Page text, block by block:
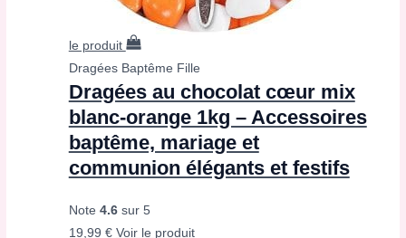
le produit
Dragées Baptême Fille
Dragées au chocolat cœur mix
blanc-orange 1kg – Accessoires
baptême, mariage et
communion élégants et festifs
Note 4.6sur 5
19,99 € Voir le produit